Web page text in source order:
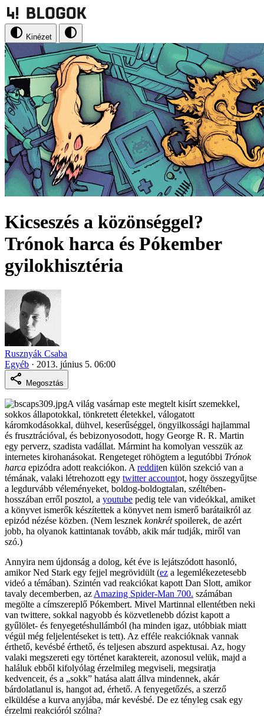
Kinézet
Kicseszés a közönséggel?
Trónok harca és Pókember
gyilokhisztéria
Rusznyák Csaba
Egyéb · 2013. június 5. 06:00
Megosztás
A világ vasárnap este megtelt kisírt szemekkel,
sokkos állapotokkal, tönkretett életekkel, válogatott
káromkodásokkal, dühvel, keserűséggel, öngyilkossági hajlammal
és frusztrációval, és bebizonyosodott, hogy George R. R. Martin
egy perverz, szadista vadállat. Mármint ha komolyan vesszük az
internetes kirohanásokat. Rengeteget röhögtem a legutóbbi Trónok
harca epizódra adott reakciókon. A redditen külön szekció van a
témának, valaki létrehozott egy twitter accountot, hogy összegyűjtse
a legdurvább véleményeket, boldog-boldogtalan, széltében-
hosszában erről posztol, a youtube pedig tele van videókkal, amiket
a könyvet ismerők készítettek a könyvet nem ismerő barátaikról az
epizód nézése közben. (Nem lesznek konkrétspoilerek, de azért
jobb, ha olyanok kattintanak tovább, akik már tudják, miről van
szó.)
Annyira nem újdonság a dolog, két éve is lejátszódott hasonló,
amikor Ned Stark egy fejjel megrövidült (ez a legemlékezetesebb
videó a témában). Szintén vad reakciókat kapott Dan Slott, amikor
tavaly decemberben, az Amazing Spider-Man 700. számában
megölte a címszereplő Pókembert. Mivel Martinnal ellentétben neki
van twittere, sokkal nagyobb és közvetlenebb dózist kapott a
gyűlölet- és fenyegetéshullámból (ha minden igaz, utóbbiak miatt
végül még feljelentéseket is tett). Az efféle reakcióknak vannak
érthető, kevésbé érthető, és teljesen abszurd aspektusai. Az, hogy
valaki megszereti egy történet karaktereit, azonosul velük, majd a
haláluk ebből kifolyólag érzelmileg megviseli, megsiratja
kedvenceit, és a „sokk” hatása alatt állva mindennek, akár
bárdolatlanul is, hangot ad, érhető. A fenyegetőzés, a szerző
elküldése a kurva anyjába, már kevésbé. De ez tényleg csak egy
érzelmi reakcióról szólna?